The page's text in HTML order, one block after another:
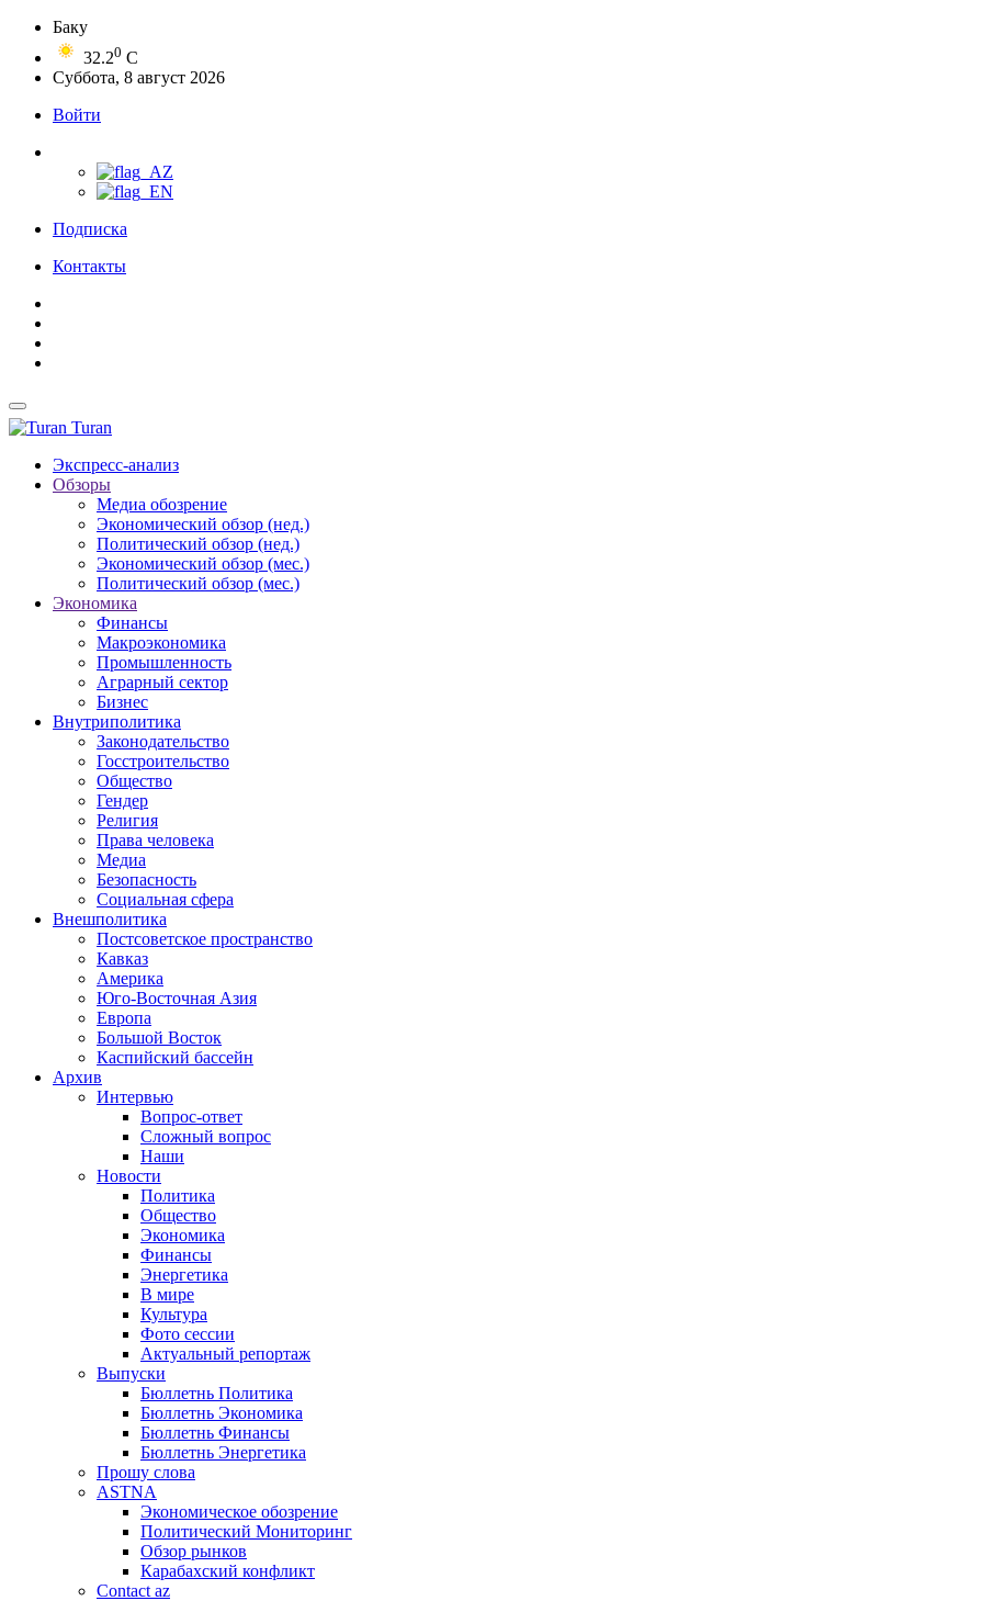
Баку
32.20 C
Суббота, 8 август 2026
Войти
Подписка
Контакты
Turan
Экспресс-анализ
Обзоры
Медиа обозрение
Экономический обзор (нед.)
Политический обзор (нед.)
Экономический обзор (мес.)
Политический обзор (мес.)
Экономика
Финансы
Макроэкономика
Промышленность
Аграрный сектор
Бизнес
Внутриполитика
Законодательство
Госстроительство
Общество
Гендер
Религия
Права человека
Медиа
Безопасность
Социальная сфера
Внешполитика
Постсоветское пространство
Кавказ
Америка
Юго-Восточная Азия
Европа
Большой Восток
Каспийский бассейн
Архив
Интервью
Вопрос-ответ
Сложный вопрос
Наши
Новости
Политика
Общество
Экономика
Финансы
Энергетика
В мире
Культура
Фото сессии
Актуальный репортаж
Выпуски
Бюллетнь Политика
Бюллетнь Экономика
Бюллетнь Финансы
Бюллетнь Энергетика
Прошу слова
ASTNA
Экономическое обозрение
Политический Мониторинг
Обзор рынков
Карабахский конфликт
Contact az